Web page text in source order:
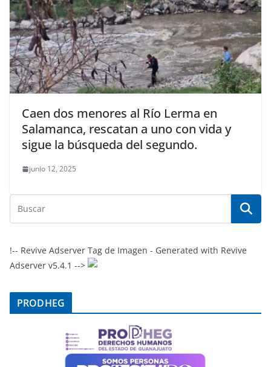
Caen dos menores al Río Lerma en
Salamanca, rescatan a uno con vida y
sigue la búsqueda del segundo.
junio 12, 2025
!-- Revive Adserver Tag de Imagen - Generated with Revive
Adserver v5.4.1 -->
PRODHEG